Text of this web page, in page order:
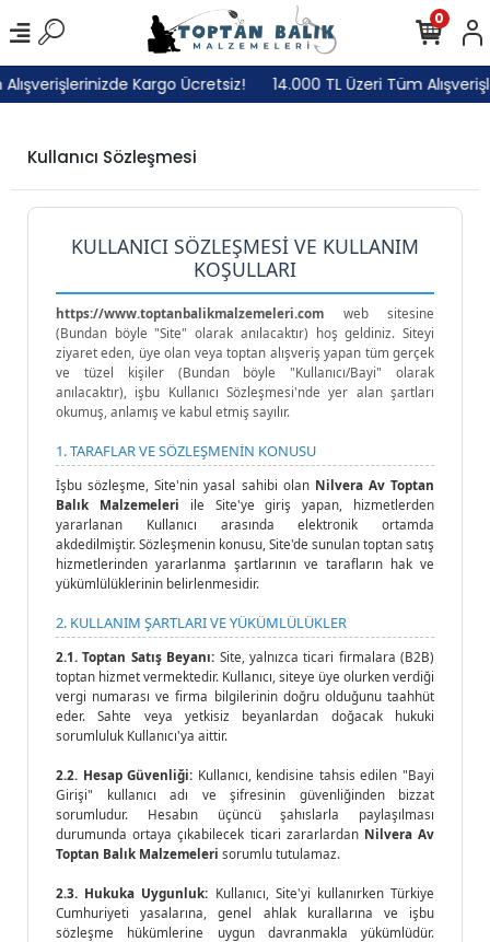
Kargo Ücretsiz! 14.000 TL Üzeri Tüm
0
Kullanıcı Sözleşmesi
KULLANICI SÖZLEŞMESİ VE KULLANIM
KOŞULLARI
https://www.toptanbalikmalzemeleri.com web sitesine
(Bundan böyle "Site" olarak anılacaktır) hoş geldiniz. Siteyi
ziyaret eden, üye olan veya toptan alışveriş yapan tüm gerçek
ve tüzel kişiler (Bundan böyle "Kullanıcı/Bayi" olarak
anılacaktır), işbu Kullanıcı Sözleşmesi'nde yer alan şartları
okumuş, anlamış ve kabul etmiş sayılır.
1. TARAFLAR VE SÖZLEŞMENİN KONUSU
İşbu sözleşme, Site'nin yasal sahibi olan Nilvera Av Toptan
Balık Malzemeleri ile Site'ye giriş yapan, hizmetlerden
yararlanan Kullanıcı arasında elektronik ortamda
akdedilmiştir. Sözleşmenin konusu, Site'de sunulan toptan satış
hizmetlerinden yararlanma şartlarının ve tarafların hak ve
yükümlülüklerinin belirlenmesidir.
2. KULLANIM ŞARTLARI VE YÜKÜMLÜLÜKLER
2.1. Toptan Satış Beyanı: Site, yalnızca ticari firmalara (B2B)
toptan hizmet vermektedir. Kullanıcı, siteye üye olurken verdiği
vergi numarası ve firma bilgilerinin doğru olduğunu taahhüt
eder. Sahte veya yetkisiz beyanlardan doğacak hukuki
sorumluluk Kullanıcı'ya aittir.
2.2. Hesap Güvenliği: Kullanıcı, kendisine tahsis edilen "Bayi
Girişi" kullanıcı adı ve şifresinin güvenliğinden bizzat
sorumludur. Hesabın üçüncü şahıslarla paylaşılması
durumunda ortaya çıkabilecek ticari zararlardan Nilvera Av
Toptan Balık Malzemeleri sorumlu tutulamaz.
2.3. Hukuka Uygunluk: Kullanıcı, Site'yi kullanırken Türkiye
Cumhuriyeti yasalarına, genel ahlak kurallarına ve işbu
sözleşme hükümlerine uygun davranmakla yükümlüdür.